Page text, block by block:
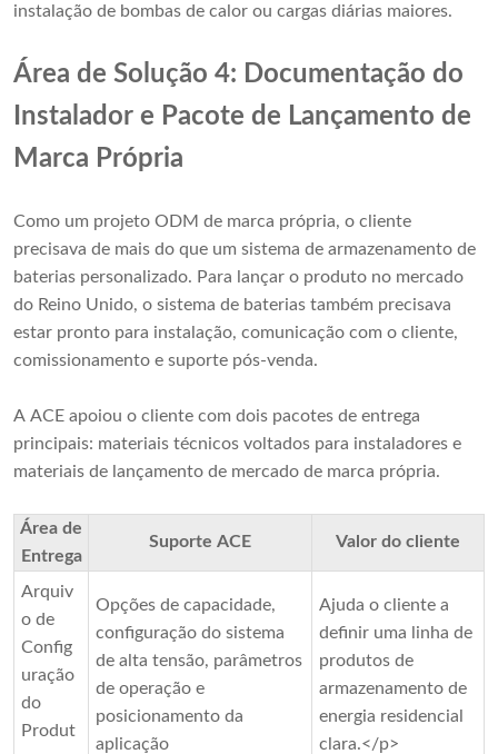
instalação de bombas de calor ou cargas diárias maiores.
Área de Solução 4: Documentação do
Instalador e Pacote de Lançamento de
Marca Própria
Como um projeto ODM de marca própria, o cliente
precisava de mais do que um sistema de armazenamento de
baterias personalizado. Para lançar o produto no mercado
do Reino Unido, o sistema de baterias também precisava
estar pronto para instalação, comunicação com o cliente,
comissionamento e suporte pós-venda.
A ACE apoiou o cliente com dois pacotes de entrega
principais: materiais técnicos voltados para instaladores e
materiais de lançamento de mercado de marca própria.
Área de
Entrega
Suporte ACE Valor do cliente
Arquiv
o de
Config
uração
do
Produt
Opções de capacidade,
configuração do sistema
de alta tensão, parâmetros
de operação e
posicionamento da
aplicação
Ajuda o cliente a
definir uma linha de
produtos de
armazenamento de
energia residencial
clara.</p>